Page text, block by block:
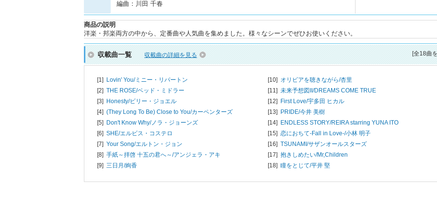
編曲：川田 千春
商品の説明
洋楽・邦楽両方の中から、定番曲や人気曲を集めました。様々なシーンでぜひお使いください。
収載曲一覧 収載曲の詳細を見る [全18曲
[1] Lovin' You/ミニー・リパートン
[2] THE ROSE/ベッド・ミドラー
[3] Honesty/ビリー・ジョエル
[4] (They Long To Be) Close to You/カーペンターズ
[5] Don't Know Why/ノラ・ジョーンズ
[6] SHE/エルビス・コステロ
[7] Your Song/エルトン・ジョン
[8] 手紙～拝啓 十五の君へ～/アンジェラ・アキ
[9] 三日月/絢香
[10] オリビアを聴きながら/杏里
[11] 未来予想図II/DREAMS COME TRUE
[12] First Love/宇多田 ヒカル
[13] PRIDE/今井 美樹
[14] ENDLESS STORY/REIRA starring YUNA ITO
[15] 恋におちて-Fall in Love-/小林 明子
[16] TSUNAMI/サザンオールスターズ
[17] 抱きしめたい/Mr,Children
[18] 瞳をとじて/平井 堅